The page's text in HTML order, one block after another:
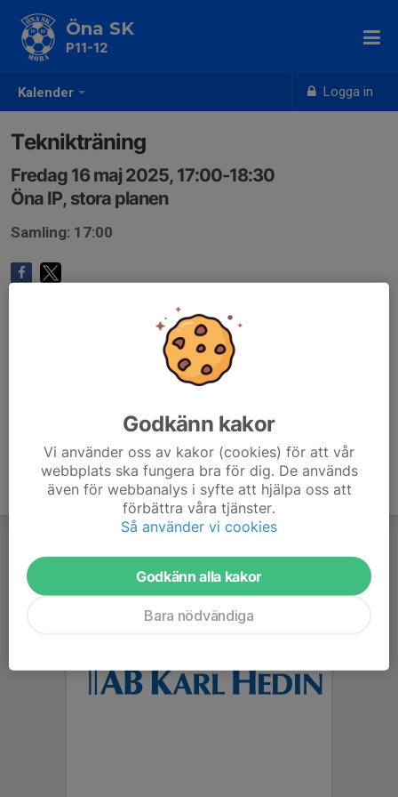
Kalender Logga in
Öna SK
P11-12
Teknikträning
Fredag 16 maj 2025, 17:00-18:30
Öna IP, stora planen
Samling: 17:00
Godkänn kakor
Vi använder oss av kakor (cookies) för att vår
webbplats ska fungera bra för dig. De används
även för webbanalys i syfte att hjälpa oss att
förbättra våra tjänster.
Så använder vi cookies
Godkänn alla kakor
Bara nödvändiga